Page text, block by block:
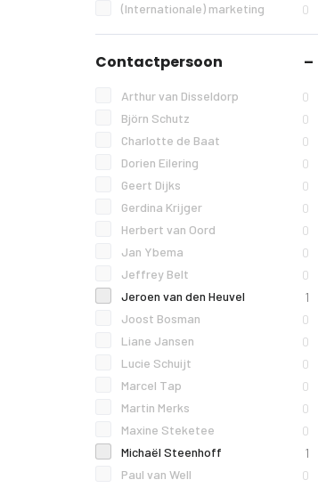
(Internationale) marketing 0
Contactpersoon
Arthur van Disseldorp 0
Björn Schutz 0
Charlotte de Baat 0
Dorien Eilering 0
Geert Dijks 0
Gerdina Krijger 0
Herbert van Oord 0
Jan Ybema 0
Jeffrey Belt 0
Jeroen van den Heuvel 1
Joost Bosman 0
Liane Jansen 0
Lucie Schuijt 0
Marcel Tap 0
Martin Merks 0
Maxine Steketee 0
Michaël Steenhoff 1
Paul van Well 0